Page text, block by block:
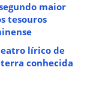
maior
tesouros
lírico de
conhecida